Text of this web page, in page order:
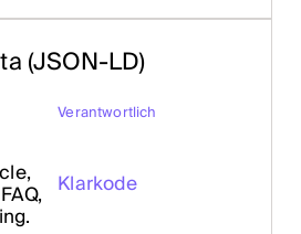
(JSON-LD)
Verantwortlich
Klarkode